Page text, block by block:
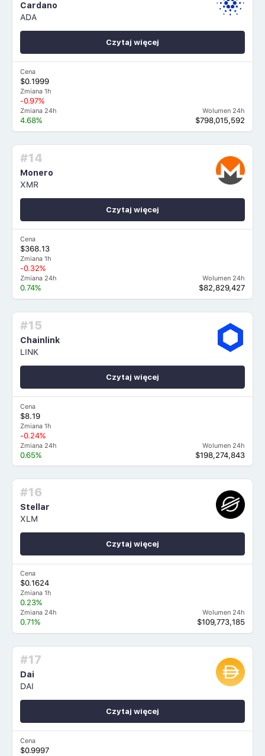
Cardano
ADA
Cena
$0.1999
Zmiana 1h
-0.97%
Zmiana 24h
4.68%
Wolumen 24h
$798,015,592
Czytaj więcej
#14
Monero
XMR
Cena
$368.13
Zmiana 1h
-0.32%
Zmiana 24h
0.74%
Wolumen 24h
$82,829,427
Czytaj więcej
#15
Chainlink
LINK
Cena
$8.19
Zmiana 1h
-0.24%
Zmiana 24h
0.65%
Wolumen 24h
$198,274,843
Czytaj więcej
#16
Stellar
XLM
Cena
$0.1624
Zmiana 1h
0.23%
Zmiana 24h
0.71%
Wolumen 24h
$109,773,185
Czytaj więcej
#17
Dai
DAI
Cena
$0.9997
Czytaj więcej